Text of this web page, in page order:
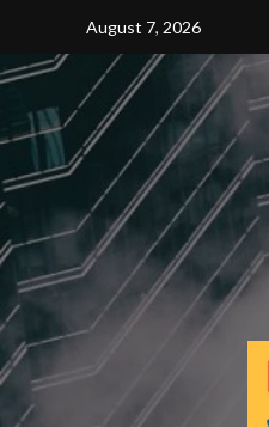
content
August 7, 2026